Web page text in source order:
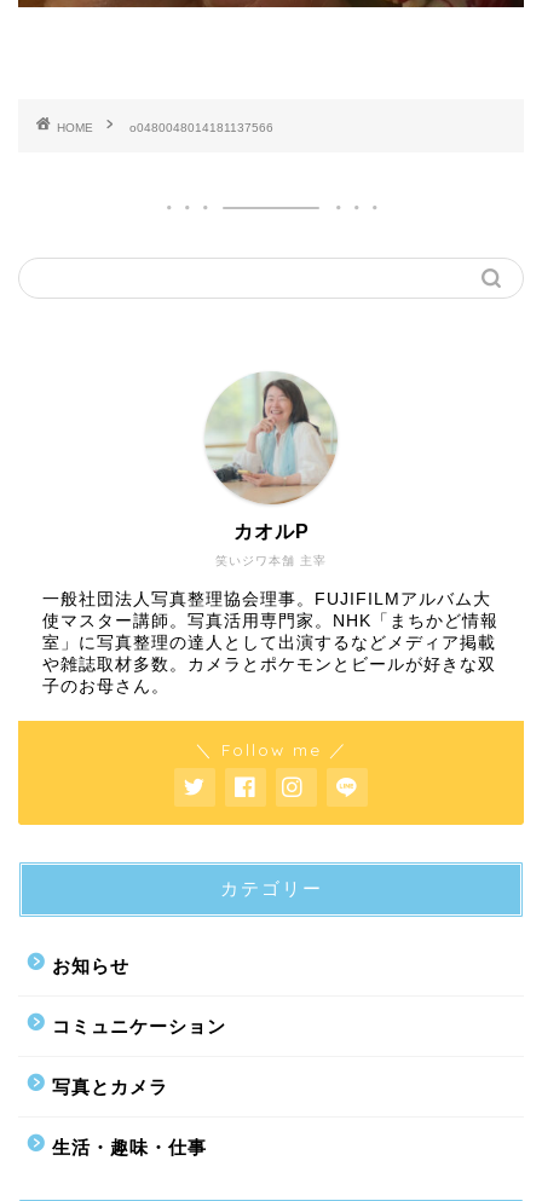
HOME o0480048014181137566
笑いジワ本舗 主宰
カオルP
一般社団法人写真整理協会理事。FUJIFILMアルバム大
使マスター講師。写真活用専門家。NHK「まちかど情報
室」に写真整理の達人として出演するなどメディア掲載
や雑誌取材多数。カメラとポケモンとビールが好きな双
子のお母さん。
＼ Follow me ／
カテゴリー
お知らせ
コミュニケーション
写真とカメラ
生活・趣味・仕事